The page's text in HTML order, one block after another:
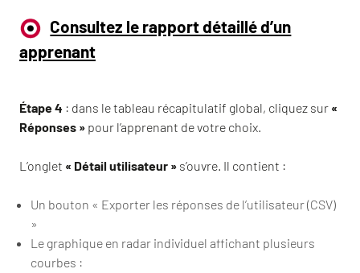
Consultez le rapport détaillé d’un
apprenant
Étape 4 : dans le tableau récapitulatif global, cliquez sur «
Réponses » pour l’apprenant de votre choix.
L’onglet « Détail utilisateur » s’ouvre. Il contient :
Un bouton « Exporter les réponses de l’utilisateur (CSV)
»
Le graphique en radar individuel affichant plusieurs
courbes :